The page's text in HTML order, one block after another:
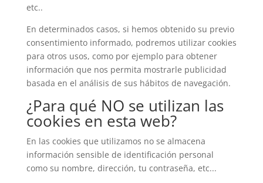
etc..
En determinados casos, si hemos obtenido su previo
consentimiento informado, podremos utilizar cookies
para otros usos, como por ejemplo para obtener
información que nos permita mostrarle publicidad
basada en el análisis de sus hábitos de navegación.
¿Para qué NO se utilizan las
cookies en esta web?
En las cookies que utilizamos no se almacena
información sensible de identificación personal
como su nombre, dirección, tu contraseña, etc...